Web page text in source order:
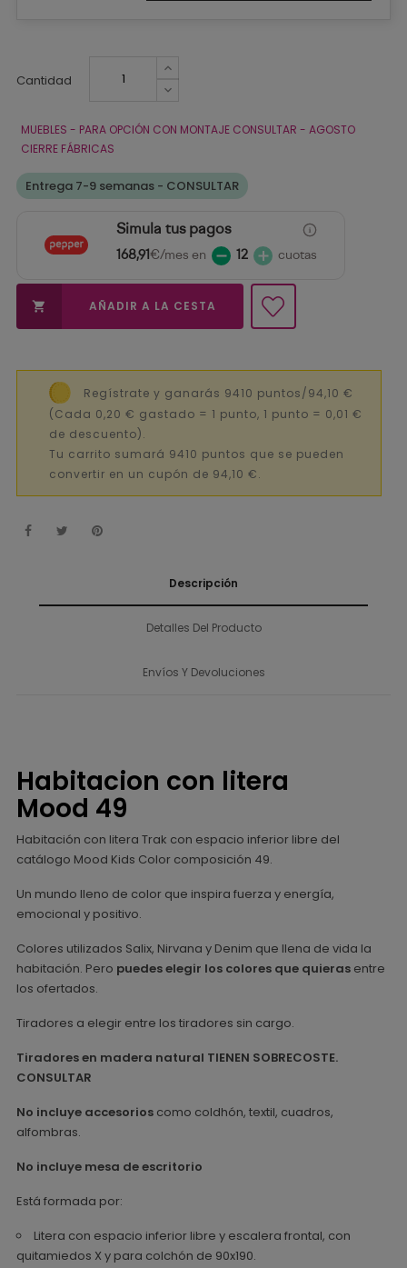
Cantidad
MUEBLES - PARA OPCIÓN CON MONTAJE CONSULTAR - AGOSTO
CIERRE FÁBRICAS
Entrega 7-9 semanas - CONSULTAR
Simula tus pagos
168,91€/mes en 12 cuotas
 AÑADIR A LA CESTA
Regístrate y ganarás 9410 puntos/94,10 €
(Cada 0,20 € gastado = 1 punto, 1 punto = 0,01 €
de descuento).
Tu carrito sumará 9410 puntos que se pueden
convertir en un cupón de 94,10 €.
Descripción
Detalles Del Producto
Envíos Y Devoluciones
Habitacion con litera
Mood 49
Habitación con litera Trak con espacio inferior libre del
catálogo Mood Kids Color composición 49.
Un mundo lleno de color que inspira fuerza y energía,
emocional y positivo.
Colores utilizados Salix, Nirvana y Denim que llena de vida la
habitación. Pero puedes elegir los colores que quieras entre
los ofertados.
Tiradores a elegir entre los tiradores sin cargo.
Tiradores en madera natural TIENEN SOBRECOSTE.
CONSULTAR
No incluye accesorios como coldhón, textil, cuadros,
alfombras.
No incluye mesa de escritorio
Está formada por:
Litera con espacio inferior libre y escalera frontal, con
quitamiedos X y para colchón de 90x190.